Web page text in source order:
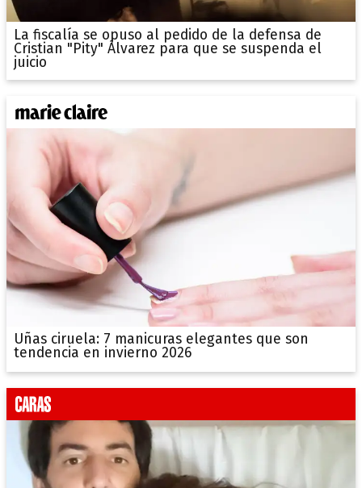
La fiscalía se opuso al pedido de la defensa de
Cristian "Pity" Álvarez para que se suspenda el
juicio
Uñas ciruela: 7 manicuras elegantes que son
tendencia en invierno 2026